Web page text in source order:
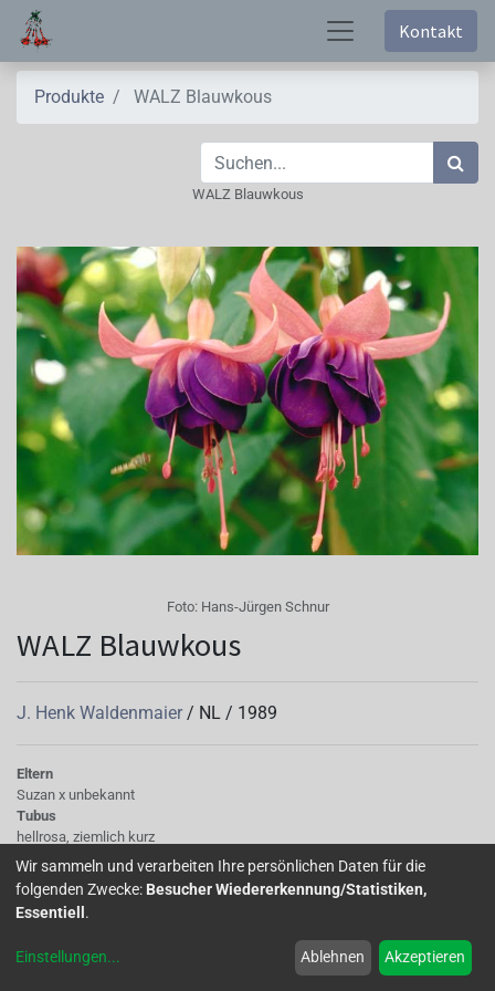
Kontakt
Produkte WALZ Blauwkous
WALZ Blauwkous
Foto: Hans-Jürgen Schnur
WALZ Blauwkous
J. Henk Waldenmaier / NL / 1989
Eltern
Suzan x unbekannt
Tubus
hellrosa, ziemlich kurz
Sepalen
Spitzen grün, rosa, ziemlich breit, zurückgeschlagen
Korolle/Petalen
breite Kronblätter mit gewelltem Rand, sattes dunkles Blauviolett
gefüllt, mittelgross
Wir sammeln und verarbeiten Ihre persönlichen Daten für die
folgenden Zwecke: Besucher Wiedererkennung/Statistiken,
Essentiell .
Einstellungen... Ablehnen Akzeptieren